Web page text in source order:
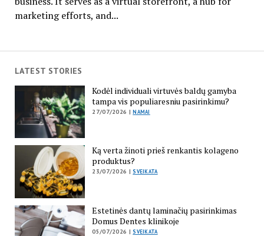
marketing efforts, and...
LATEST STORIES
Kodėl individuali virtuvės baldų gamyba
tampa vis populiaresniu pasirinkimu?
27/07/2026 |NAMAI
Ką verta žinoti prieš renkantis kolageno
produktus?
23/07/2026 |SVEIKATA
Estetinės dantų laminačių pasirinkimas
Domus Dentes klinikoje
05/07/2026 |SVEIKATA